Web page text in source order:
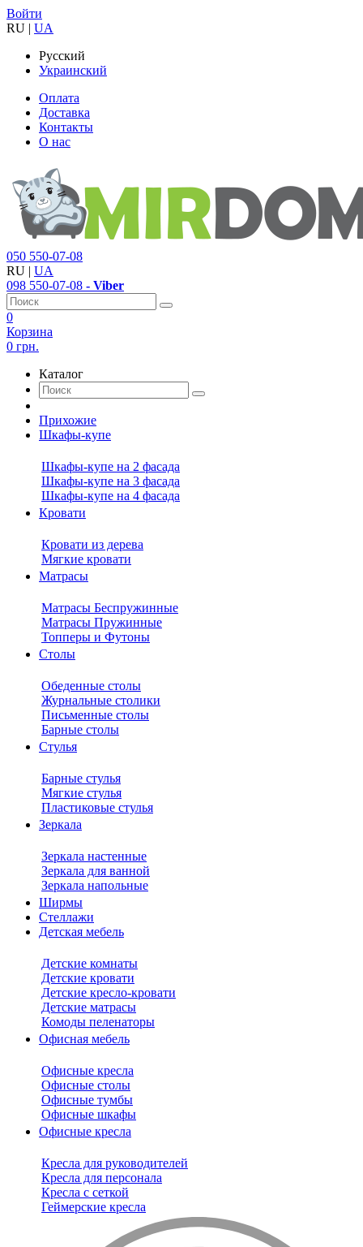
Войти
RU | UA
Русский
Украинский
Оплата
Доставка
Контакты
О нас
050 550-07-08
RU | UA
098 550-07-08 - Viber
0
Корзина
0 грн.
Каталог
Прихожие
Шкафы-купе
Шкафы-купе на 2 фасада
Шкафы-купе на 3 фасада
Шкафы-купе на 4 фасада
Кровати
Кровати из дерева
Мягкие кровати
Матрасы
Матрасы Беспружинные
Матрасы Пружинные
Топперы и Футоны
Столы
Обеденные столы
Журнальные столики
Письменные столы
Барные столы
Стулья
Барные стулья
Мягкие стулья
Пластиковые стулья
Зеркала
Зеркала настенные
Зеркала для ванной
Зеркала напольные
Ширмы
Стеллажи
Детская мебель
Детские комнаты
Детские кровати
Детские кресло-кровати
Детские матрасы
Комоды пеленаторы
Офисная мебель
Офисные кресла
Офисные столы
Офисные тумбы
Офисные шкафы
Офисные кресла
Кресла для руководителей
Кресла для персонала
Кресла с сеткой
Геймерские кресла